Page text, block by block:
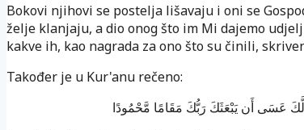
Bokovi njihovi se postelja lišavaju i oni se
želje klanjaju, a dio onog što im Mi dajemo
kakve ih, kao nagrada za ono što su činili,
Također je u Kur'anu rečeno:
لَّكَ عَسَى أَن يَبْعَثَكَ رَبُّكَ مَقَامًا مَّحْمُودًا